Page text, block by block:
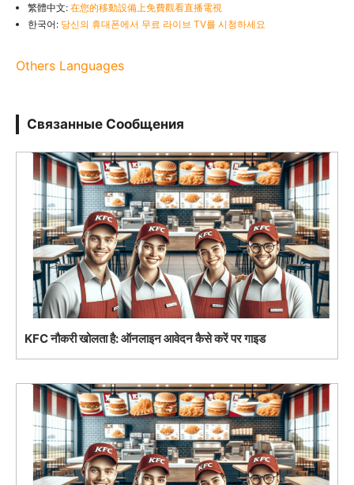
繁體中文: 在您的移動設備上免費觀看直播電視
한국어: 당신의 휴대폰에서 무료 라이브 TV를 시청하세요
Others Languages
Связанные Сообщения
KFC नौकरी खोलता है: ऑनलाइन आवेदन कैसे करें पर गाइड